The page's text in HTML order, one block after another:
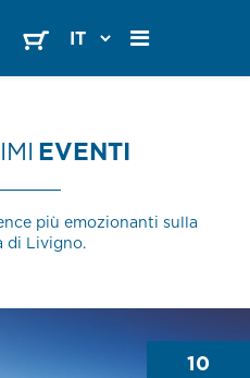
EVENTI
più emozionanti sulla
di Livigno.
10